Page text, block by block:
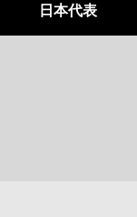
日本代表